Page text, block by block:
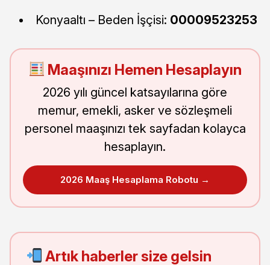
Konyaaltı – Beden İşçisi: 00009523253
Maaşınızı Hemen Hesaplayın
2026 yılı güncel katsayılarına göre
memur, emekli, asker ve sözleşmeli
personel maaşınızı tek sayfadan kolayca
hesaplayın.
2026 Maaş Hesaplama Robotu →
Artık haberler size gelsin